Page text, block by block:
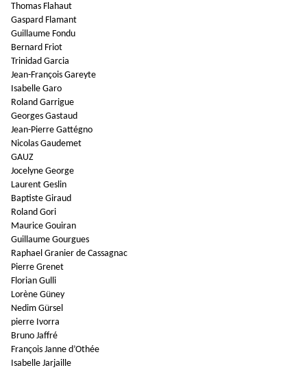
Thomas Flahaut
Gaspard Flamant
Guillaume Fondu
Bernard Friot
Trinidad Garcia
Jean-François Gareyte
Isabelle Garo
Roland Garrigue
Georges Gastaud
Jean-Pierre Gattégno
Nicolas Gaudemet
GAUZ
Jocelyne George
Laurent Geslin
Baptiste Giraud
Roland Gori
Maurice Gouiran
Guillaume Gourgues
Raphael Granier de Cassagnac
Pierre Grenet
Florian Gulli
Lorène Güney
Nedim Gürsel
pierre Ivorra
Bruno Jaffré
François Janne d’Othée
Isabelle Jarjaille